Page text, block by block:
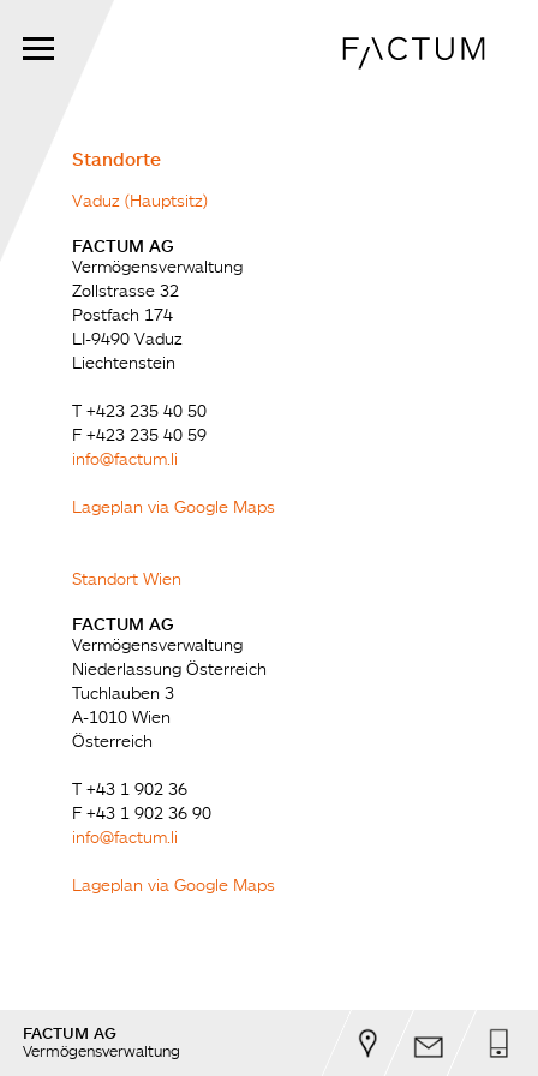
Inhalt
springen
Standorte
Vaduz (Hauptsitz)
FACTUM AG
Vermögensverwaltung
Zollstrasse 32
Postfach 174
LI-9490 Vaduz
Liechtenstein
T +423 235 40 50
F +423 235 40 59
info@factum.li
Lageplan via Google Maps
Standort Wien
FACTUM AG
Vermögensverwaltung
Niederlassung Österreich
Tuchlauben 3
A-1010 Wien
Österreich
T +43 1 902 36
F +43 1 902 36 90
info@factum.li
Lageplan via Google Maps
FACTUM AG
Vermögensverwaltung